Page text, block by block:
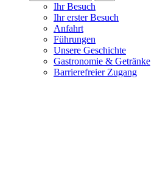
Ihr Besuch
Ihr erster Besuch
Anfahrt
Führungen
Unsere Geschichte
Gastronomie & Getränke
Barrierefreier Zugang